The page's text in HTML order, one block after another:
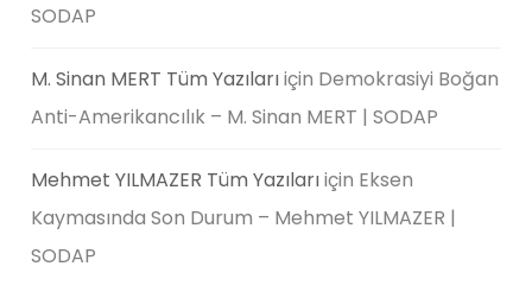
SODAP
M. Sinan MERT Tüm Yazılarıiçin Demokrasiyi Boğan
Anti-Amerikancılık – M. Sinan MERT | SODAP
Mehmet YILMAZER Tüm Yazılarıiçin Eksen
Kaymasında Son Durum – Mehmet YILMAZER |
SODAP